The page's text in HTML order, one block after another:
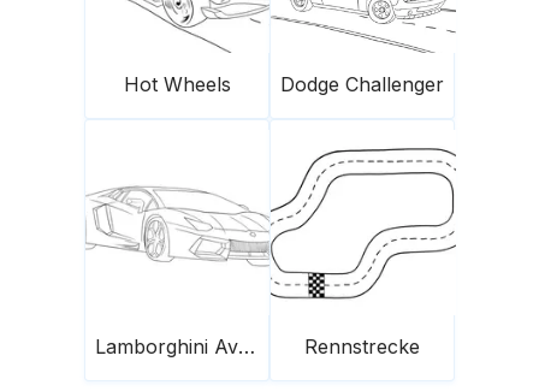
Hot Wheels Dodge Challenger
Lamborghini Aventador Rennstrecke